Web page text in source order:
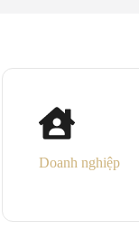
Doanh nghiệp